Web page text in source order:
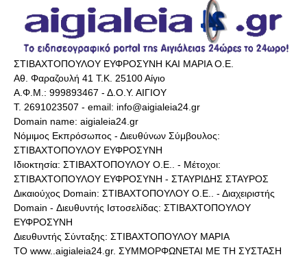
ΣΤΙΒΑΧΤΟΠΟΥΛΟΥ ΕΥΦΡΟΣΥΝΗ ΚΑΙ ΜΑΡΙΑ Ο.Ε.
Αθ. Φαραζουλή 41 Τ.Κ. 25100 Αίγιο
Α.Φ.Μ.: 999893467 - Δ.Ο.Υ. ΑΙΓΙΟΥ
Τ. 2691023507 - email: info@aigialeia24.gr
Domain name: aigialeia24.gr
Νόμιμος Εκπρόσωπος - Διευθύνων Σύμβουλος:
ΣΤΙΒΑΧΤΟΠΟΥΛΟΥ ΕΥΦΡΟΣΥΝΗ
Ιδιοκτησία: ΣΤΙΒΑΧΤΟΠΟΥΛΟΥ Ο.Ε.. - Μέτοχοι:
ΣΤΙΒΑΧΤΟΠΟΥΛΟΥ ΕΥΦΡΟΣΥΝΗ - ΣΤΑΥΡΙΔΗΣ ΣΤΑΥΡΟΣ
Δικαιούχος Domain: ΣΤΙΒΑΧΤΟΠΟΥΛΟΥ Ο.Ε.. - Διαχειριστής
Domain - Διευθυντής Ιστοσελίδας: ΣΤΙΒΑΧΤΟΠΟΥΛΟΥ
ΕΥΦΡΟΣΥΝΗ
Διευθυντής Σύνταξης: ΣΤΙΒΑΧΤΟΠΟΥΛΟΥ ΜΑΡΙΑ
ΤΟ www..aigialeia24.gr. ΣΥΜΜΟΡΦΩΝΕΤΑΙ ΜΕ ΤΗ ΣΥΣΤΑΣΗ